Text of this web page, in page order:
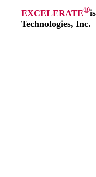
EXCELERATE®
Technologies, Inc.